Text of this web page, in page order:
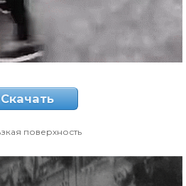
Скачать
поверхность